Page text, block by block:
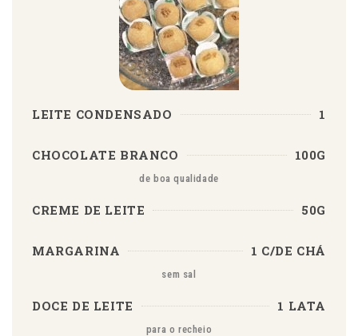
LEITE CONDENSADO 1
CHOCOLATE BRANCO 100G
de boa qualidade
CREME DE LEITE 50G
MARGARINA 1 C/DE CHÁ
sem sal
DOCE DE LEITE 1 LATA
para o recheio